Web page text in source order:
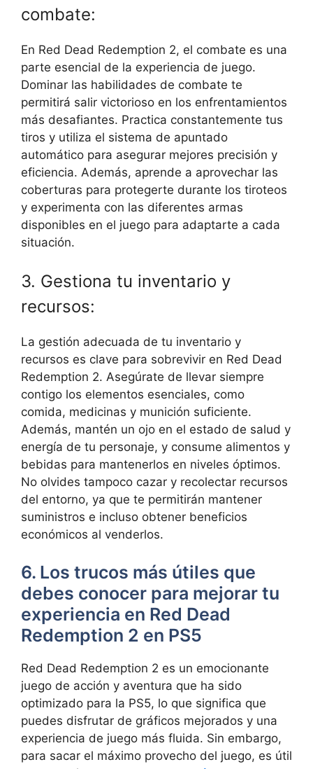
combate:
En Red Dead Redemption 2, el combate es una
parte esencial de la experiencia de juego.
Dominar las habilidades de combate te
permitirá salir victorioso en los enfrentamientos
más desafiantes. Practica constantemente tus
tiros y utiliza el sistema de apuntado
automático para asegurar mejores precisión y
eficiencia. Además, aprende a aprovechar las
coberturas para protegerte durante los tiroteos
y experimenta con las diferentes armas
disponibles en el juego para adaptarte a cada
situación.
3. Gestiona tu inventario y
recursos:
La gestión adecuada de tu inventario y
recursos es clave para sobrevivir en Red Dead
Redemption 2. Asegúrate de llevar siempre
contigo los elementos esenciales, como
comida, medicinas y munición suficiente.
Además, mantén un ojo en el estado de salud y
energía de tu personaje, y consume alimentos y
bebidas para mantenerlos en niveles óptimos.
No olvides tampoco cazar y recolectar recursos
del entorno, ya que te permitirán mantener
suministros e incluso obtener beneficios
económicos al venderlos.
6. Los trucos más útiles que
debes conocer para mejorar tu
experiencia en Red Dead
Redemption 2 en PS5
Red Dead Redemption 2 es un emocionante
juego de acción y aventura que ha sido
optimizado para la PS5, lo que significa que
puedes disfrutar de gráficos mejorados y una
experiencia de juego más fluida. Sin embargo,
para sacar el máximo provecho del juego, es útil